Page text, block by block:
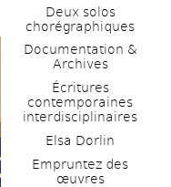
Deux solos
chorégraphiques
Documentation &
Archives
Écritures
contemporaines
interdisciplinaires
Elsa Dorlin
Empruntez des
œuvres